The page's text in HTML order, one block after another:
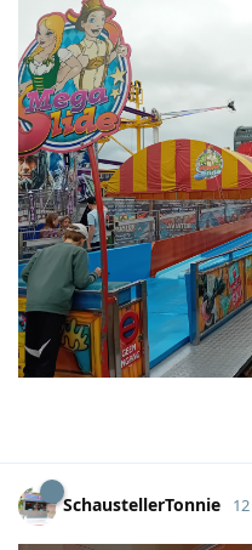
SchaustellerTonnie